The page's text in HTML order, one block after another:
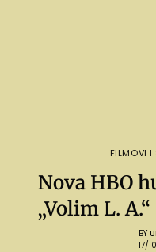
FILMOVI I
Nova HBO
„Volim L.
BY
17/